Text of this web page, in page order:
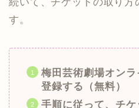
す。
梅田芸術劇場オン
登録する（無料）
手順に従って、チケ